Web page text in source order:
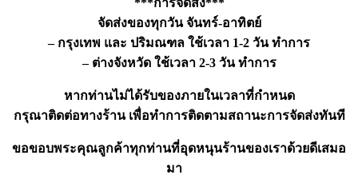
***การจัดส่ง***
จัดส่งของทุกวัน จันทร์-อาทิตย์
– กรุงเทพ และ ปริมณฑล ใช้เวลา 1-2 วัน ทำการ
– ต่างจังหวัด ใช้เวลา 2-3 วัน ทำการ
หากท่านไม่ได้รับของภายในเวลาที่กำหนด
กรุณาติดต่อทางร้าน เพื่อทำการติดตามสถานะการจัดส่งทันที
ขอขอบพระคุณลูกค้าทุกท่านที่อุดหนุนร้านของเราด้วยดีเสมอ
มา